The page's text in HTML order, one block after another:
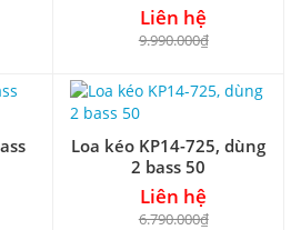
Liên hệ
9.990.000₫
Loa kéo KP14-725, dùng
2 bass 50
Liên hệ
6.790.000₫